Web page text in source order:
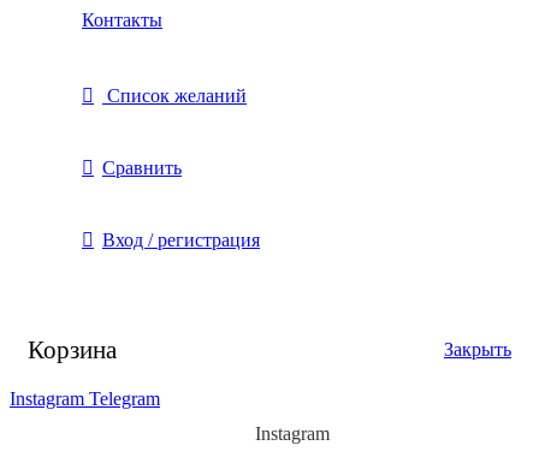
Контакты
Список желаний
Сравнить
Вход / регистрация
Корзина Закрыть
Instagram Telegram
Instagram